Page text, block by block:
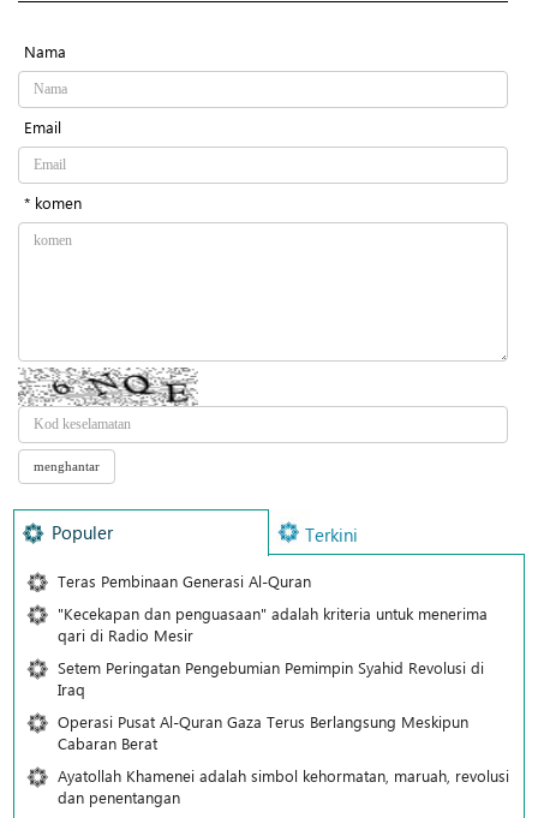
Nama
Email
* komen
Populer Terkini
Teras Pembinaan Generasi Al-Quran
"Kecekapan dan penguasaan" adalah kriteria untuk menerima
qari di Radio Mesir
Setem Peringatan Pengebumian Pemimpin Syahid Revolusi di
Iraq
Operasi Pusat Al-Quran Gaza Terus Berlangsung Meskipun
Cabaran Berat
Ayatollah Khamenei adalah simbol kehormatan, maruah, revolusi
dan penentangan